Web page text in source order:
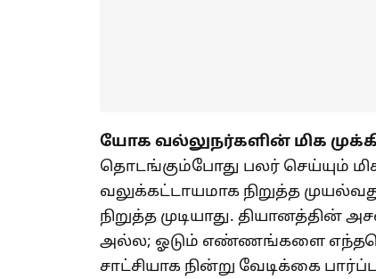
யோக வல்லுநர்களின் மிக
தொடங்கும்போது பலர் செய்யும்
வலுக்கட்டாயமாக நிறுத்த
நிறுத்த முடியாது.
அல்ல; ஓடும் எண்ணங்களை
சாட்சியாக நின்று வேடிக்கை